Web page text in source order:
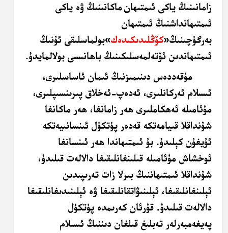
زامانىنىڭ ياكى ئىمتىھانماكانىنىڭ ۋە ياكى
ئىمتىھانداشنىڭ ئىمتىھان
بەرگۈچىنىڭ«كۆڭلىدىكىدەك»بولماسلىقى ئۇنىڭ
ئىمتىھاندىن ئۆتەلمەسلىكىنىڭ باھانىسى بولالمايدۇ.
مۇقەددەس دىنىمىزنىڭ ئىمان ئاساسلىرى،
ئىسلام ئەركانلىرى، ئەدەپ-ئەخلاق پىرىنسىپلىرى،
مۇئامىلە ئەھكاملىرى ھەر زامانغا، ھەر ماكانغا
شۇنداقلا قىيامەتكە قەدەر پۈتكۈل ئىنسانىيەتكە
ئۇيغۇن كېلىدۇ. بۇ ئىمتىھاندا ھەر ئىنسانغا
ئوخشاش مۇئامىلە قىلىنغانلىقىغا دالالەت قىلىدۇ،
شۇنداقلا ئىمتىھاننىڭ بىرلا زات تەرىپىدىن
ئېلىنغانلىقىغا، ئېلىنىۋاتقانلىقىغا ۋە ئېلىنىدىغانلىقىغا
دالالەت قىلىدۇ. قۇرئان كەرىمدە پۈتكۈل
پەيغەمبەرلەر تەبلىغ قىلغان دىننىڭ ئىسلام